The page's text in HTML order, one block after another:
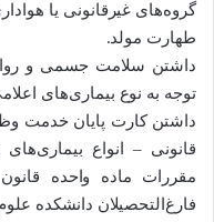
گروه‌های غیرقانونی یا
طهارت مولد.
داشتن سلامت جسمی و
توجه به نوع بیماری‌های
داشتن کارت پایان خدمت
قانونی – انواع
مقررات ماده واحده
فارغ‌التحصیلان دانشکده